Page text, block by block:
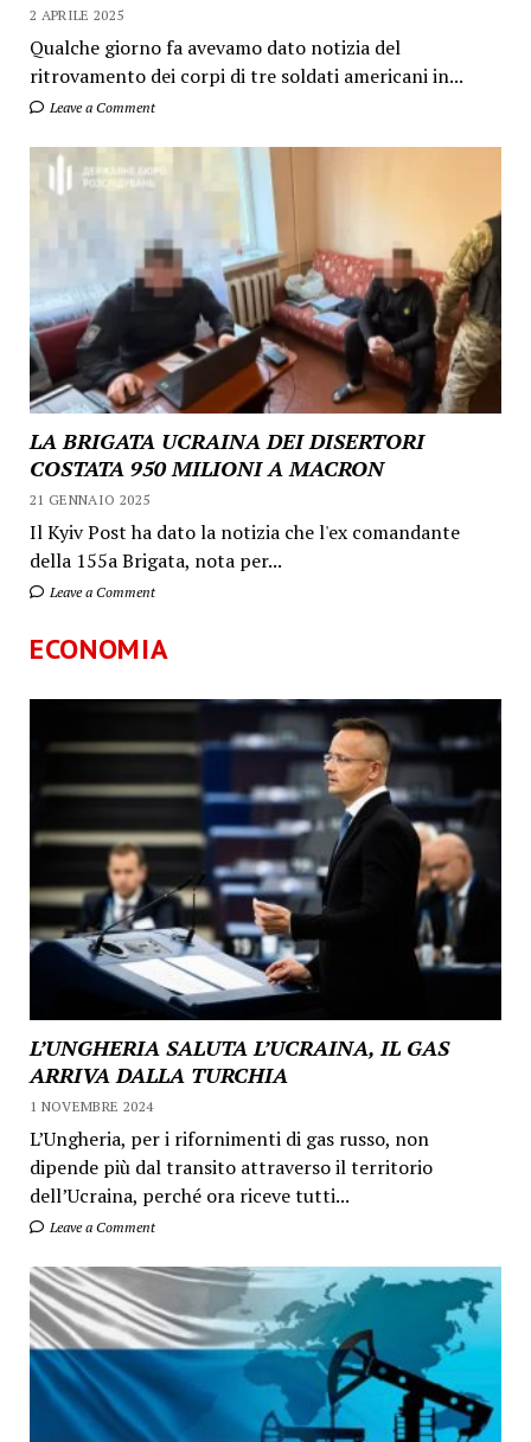
2 APRILE 2025
Qualche giorno fa avevamo dato notizia del
ritrovamento dei corpi di tre soldati americani in...
Leave a Comment
LA BRIGATA UCRAINA DEI DISERTORI
COSTATA 950 MILIONI A MACRON
21 GENNAIO 2025
Il Kyiv Post ha dato la notizia che l'ex comandante
della 155a Brigata, nota per...
Leave a Comment
ECONOMIA
L’UNGHERIA SALUTA L’UCRAINA, IL GAS
ARRIVA DALLA TURCHIA
1 NOVEMBRE 2024
L’Ungheria, per i rifornimenti di gas russo, non
dipende più dal transito attraverso il territorio
dell’Ucraina, perché ora riceve tutti...
Leave a Comment